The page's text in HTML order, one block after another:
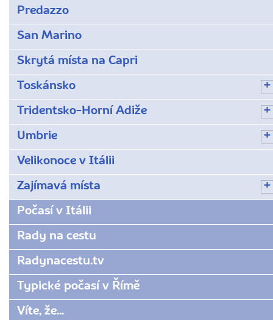
Predazzo
San Marino
Skrytá místa na Capri
Toskánsko
Tridentsko-Horní Adiže
Umbrie
Velikonoce v Itálii
Zajímavá místa
Počasí v Itálii
Rady na cestu
Radynacestu.tv
Typické počasí v Římě
Víte, že...